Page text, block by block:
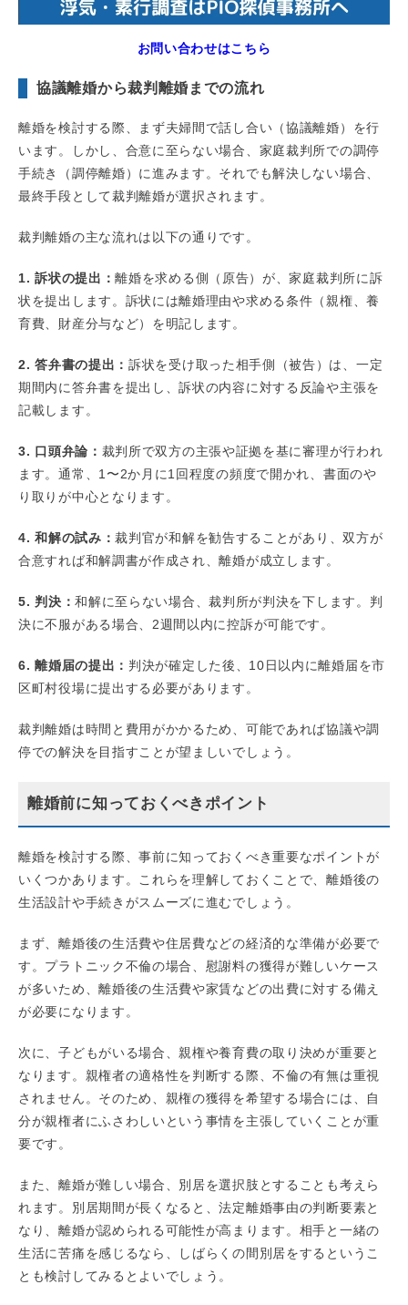
お問い合わせはこちら
協議離婚から裁判離婚までの流れ
離婚を検討する際、まず夫婦間で話し合い（協議離婚）を行
います。しかし、合意に至らない場合、家庭裁判所での調停
手続き（調停離婚）に進みます。それでも解決しない場合、
最終手段として裁判離婚が選択されます。
裁判離婚の主な流れは以下の通りです。
1. 訴状の提出：離婚を求める側（原告）が、家庭裁判所に訴
状を提出します。訴状には離婚理由や求める条件（親権、養
育費、財産分与など）を明記します。
2. 答弁書の提出： 訴状を受け取った相手側（被告）は、一定
期間内に答弁書を提出し、訴状の内容に対する反論や主張を
記載します。
3. 口頭弁論： 裁判所で双方の主張や証拠を基に審理が行われ
ます。通常、1〜2か月に1回程度の頻度で開かれ、書面のや
り取りが中心となります。
4. 和解の試み：裁判官が和解を勧告することがあり、双方が
合意すれば和解調書が作成され、離婚が成立します。
5. 判決：和解に至らない場合、裁判所が判決を下します。判
決に不服がある場合、2週間以内に控訴が可能です。
6. 離婚届の提出： 判決が確定した後、10日以内に離婚届を市
区町村役場に提出する必要があります。
裁判離婚は時間と費用がかかるため、可能であれば協議や調
停での解決を目指すことが望ましいでしょう。
離婚前に知っておくべきポイント
離婚を検討する際、事前に知っておくべき重要なポイントが
いくつかあります。これらを理解しておくことで、離婚後の
生活設計や手続きがスムーズに進むでしょう。
まず、離婚後の生活費や住居費などの経済的な準備が必要で
す。プラトニック不倫の場合、慰謝料の獲得が難しいケース
が多いため、離婚後の生活費や家賃などの出費に対する備え
が必要になります。
次に、子どもがいる場合、親権や養育費の取り決めが重要と
なります。親権者の適格性を判断する際、不倫の有無は重視
されません。そのため、親権の獲得を希望する場合には、自
分が親権者にふさわしいという事情を主張していくことが重
要です。
また、離婚が難しい場合、別居を選択肢とすることも考えら
れます。別居期間が長くなると、法定離婚事由の判断要素と
なり、離婚が認められる可能性が高まります。相手と一緒の
生活に苦痛を感じるなら、しばらくの間別居をするというこ
とも検討してみるとよいでしょう。